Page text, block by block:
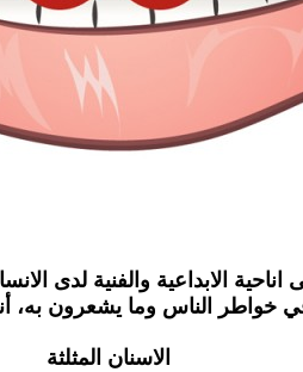
الابداعية والفنية لدى
الناس وما يشعرون به،
الاسنان المثلثة